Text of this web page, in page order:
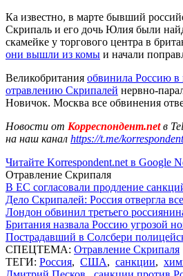
Ка известно, в марте бывший
Скрипаль и его дочь Юлия были
скамейке у торгового центра в
они вышли из комы и начали
Великобритания обвинила Россию в
отравлению Скрипалей нервно-
Новичок. Москва все обвинения
Новости от Корреспондент.netв
на наш канал https://t.me/
Читайте Korrespondent.net в Google
Отравление Скрипаля
В ЕС согласовали продление
Дело Скрипалей: Россия отвергла
Лондон обвинил третьего
Британия назвала Россию угрозой
Пострадавший в Солсбери
СПЕЦТЕМА: Отравление Скрипаля
ТЕГИ: Россия, США, санкции,